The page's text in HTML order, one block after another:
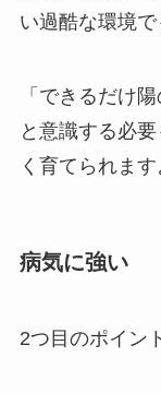
い過酷な環境で
「できるだけ
と意識する必
く育てられます
病気に強い
2つ目のポイン